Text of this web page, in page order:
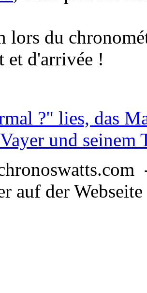
lors du
et d'arrivée !
?" lies, das
und seinem
auf der